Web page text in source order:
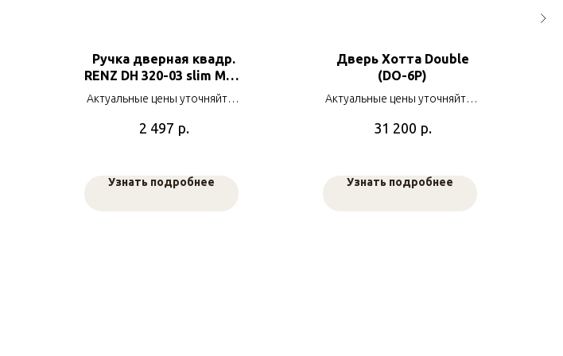
Ручка дверная квадр.
RENZ DH 320-03 slim MBN
"Кроне". матовый
черный никель
Актуальные цены уточняйте у
2 497 р.
Узнать подробнее
Дверь Хотта Double
(DO-6P)
Актуальные цены уточняйте у
31 200 р.
Узнать подробнее